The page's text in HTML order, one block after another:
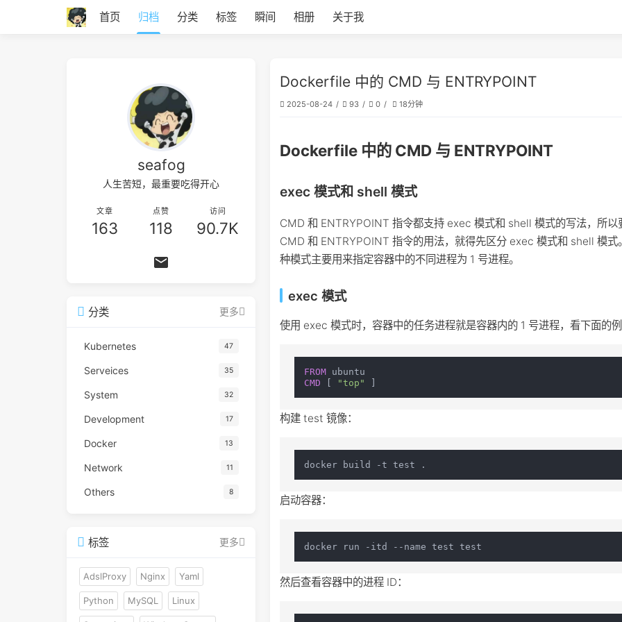
首页 归档 分类 标签 瞬间 相册 关于我
Dockerfile 中的 CMD 与 ENTRYPOINT
2025-08-24 93 0 18分钟
Dockerfile 中的 CMD 与 ENTRYPOINT
exec 模式和 shell 模式
CMD 和 ENTRYPOINT 指令都支持 exec 模式和 shell 模式的写法，所以
CMD 和 ENTRYPOINT 指令的用法，就得先区分 exec 模式和 shell 模式
种模式主要用来指定容器中的不同进程为 1 号进程。
exec 模式
使用 exec 模式时，容器中的任务进程就是容器内的 1 号进程，看下面的
FROM
CMD [ "top" ]
构建 test 镜像：
启动容器：
然后查看容器中的进程 ID：
seafog
人生苦短，最重要吃得开心
文章
163
点赞
118
访问
90.7K
分类 更多
Kubernetes 47
Serveices 35
System 32
Development 17
Docker 13
Network 11
Others 8
标签 更多
AdslProxy Nginx Yaml
Python MySQL Linux